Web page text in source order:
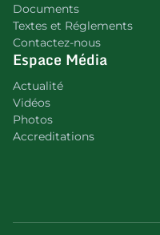
Documents
Textes et Réglements
Contactez-nous
Espace Média
Actualité
Vidéos
Photos
Accreditations